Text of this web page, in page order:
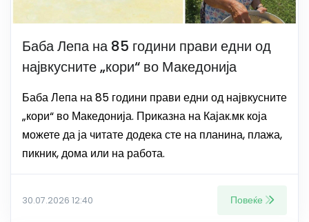
Баба Лепа на 85 години прави едни од
највкусните „кори“ во Македонија
Баба Лепа на 85 години прави едни од највкусните
„кори“ во Македонија. Приказна на Кајак.мк која
можете да ја читате додека сте на планина, плажа,
пикник, дома или на работа.
30.07.2026 12:40 Повеќе